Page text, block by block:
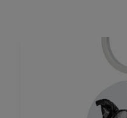
średnica 30
stal